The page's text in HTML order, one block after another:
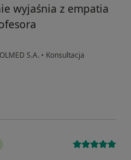
wyjaśnia z empatia
S.A. • Konsultacja